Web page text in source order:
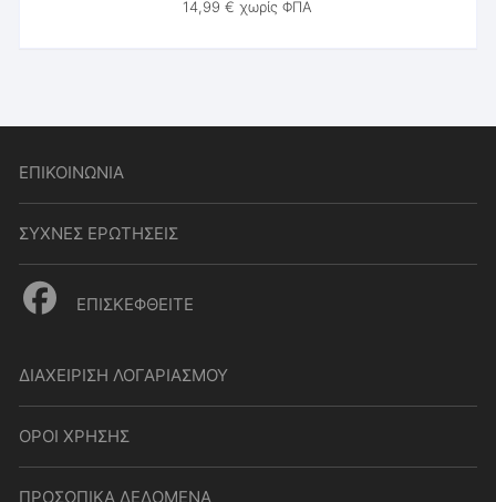
14,99€ χωρίς ΦΠΑ
ΕΠΙΚΟΙΝΩΝΙΑ
ΣΥΧΝΕΣ ΕΡΩΤΗΣΕΙΣ
ΕΠΙΣΚΕΦΘΕΙΤΕ
ΔΙΑΧΕΙΡΙΣΗ ΛΟΓΑΡΙΑΣΜΟΥ
ΟΡΟΙ ΧΡΗΣΗΣ
ΠΡΟΣΩΠΙΚΑ ΔΕΔΟΜΕΝΑ